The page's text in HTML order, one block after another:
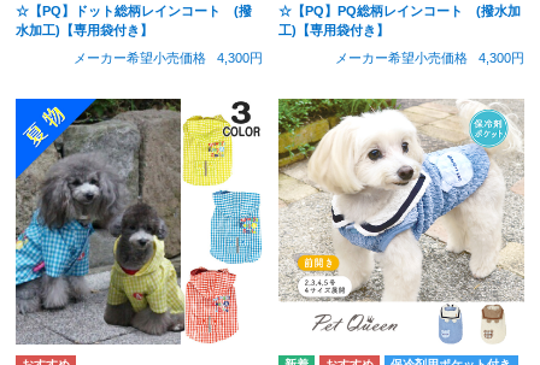
☆【PQ】ドット総柄レインコート (撥
水加工)【専用袋付き】
メーカー希望小売価格
4,300円
☆【PQ】PQ総柄レインコート (撥水加
工)【専用袋付き】
メーカー希望小売価格
4,300円